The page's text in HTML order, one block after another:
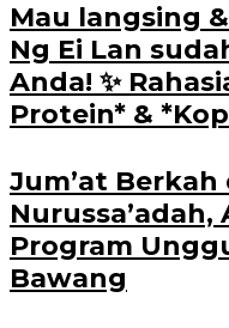
Mau langsing
Ng Ei Lan
Anda! ✨
Protein* &
Jum’at Berkah
Nurussa’adah,
Program
Bawang